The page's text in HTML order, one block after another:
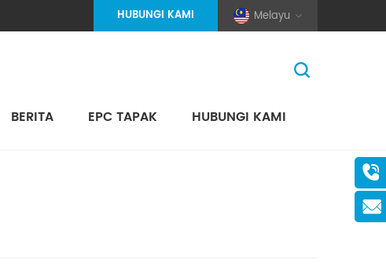
Melayu
HUBUNGI KAMI
BERITA EPC TAPAK HUBUNGI KAMI